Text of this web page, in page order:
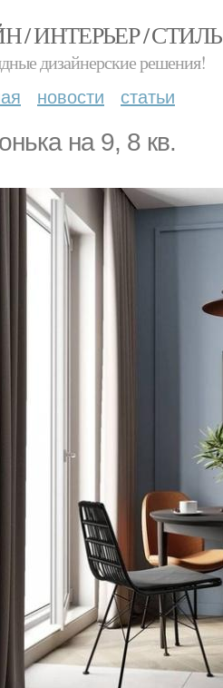
/ ИНТЕРЬЕР / СТИЛЬ
дизайнерские решения!
новости статьи
на 9, 8 кв.